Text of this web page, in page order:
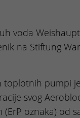
voda
na Stiftung
toplotnih pumpi
svog
oznaka) od